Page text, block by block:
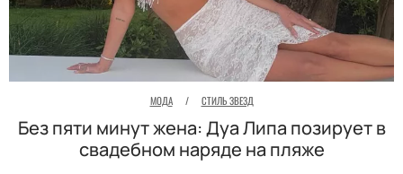
МОДА / СТИЛЬ ЗВЕЗД
Без пяти минут жена: Дуа Липа позирует в
свадебном наряде на пляже